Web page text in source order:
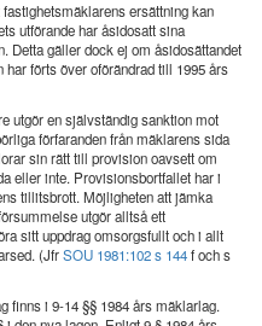
ersättning kan
utförande har åsidosatt sina
Detta gäller dock ej om åsidosättandet
förts över oförändrad till 1995 års
utgör en självständig sanktion mot
förfaranden från mäklarens sida
sin rätt till provision oavsett om
eller inte. Provisionsbortfallet har i
tillitsbrott. Möjligheten att jämka
utgör alltså ett
sitt uppdrag omsorgsfullt och i allt
(JfrSOU 1981:102 s 144f och s
finns i 9-14 §§ 1984 års mäklarlag.